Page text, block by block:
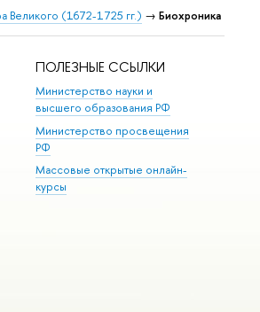
Великого (1672-1725 гг.) → Биохроника
ПОЛЕЗНЫЕ ССЫЛКИ
Министерство науки и
высшего образования РФ
Министерство просвещения
РФ
Массовые открытые онлайн-
курсы